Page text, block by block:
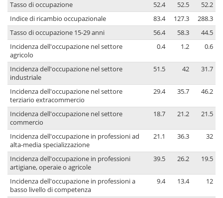
Tasso di occupazione
52.4 52.5
52.2
Indice di ricambio occupazionale
83.4 127.3
288.3
Tasso di occupazione 15-29 anni
56.4 58.3
44.5
Incidenza dell'occupazione nel settore
agricolo
0.4 1.2 0.6
Incidenza dell'occupazione nel settore
industriale
51.5 42 31.7
Incidenza dell'occupazione nel settore
terziario extracommercio
29.4 35.7 46.2
Incidenza dell'occupazione nel settore
commercio
18.7 21.2 21.5
Incidenza dell'occupazione in professioni ad
alta-media specializzazione
21.1 36.3 32
Incidenza dell'occupazione in professioni
artigiane, operaie o agricole
39.5 26.2 19.5
Incidenza dell'occupazione in professioni a
basso livello di competenza
9.4 13.4 12